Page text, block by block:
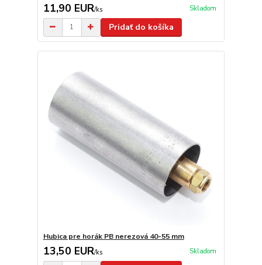
11,90 EUR/ks Skladom
Pridať do košíka
Hubica pre horák PB nerezová 40-55 mm
13,50 EUR/ks Skladom